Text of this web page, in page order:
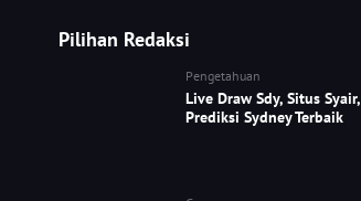
Pilihan Redaksi
Pengetahuan
Live Draw Sdy, Situs Syair,
Prediksi Sydney Terbaik